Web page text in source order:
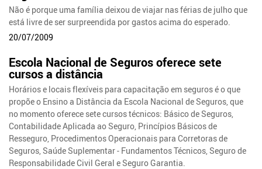
Não é porque uma família deixou de viajar nas férias de julho que
está livre de ser surpreendida por gastos acima do esperado.
20/07/2009
Escola Nacional de Seguros oferece sete
cursos a distância
Horários e locais flexíveis para capacitação em seguros é o que
propõe o Ensino a Distância da Escola Nacional de Seguros, que
no momento oferece sete cursos técnicos: Básico de Seguros,
Contabilidade Aplicada ao Seguro, Princípios Básicos de
Resseguro, Procedimentos Operacionais para Corretoras de
Seguros, Saúde Suplementar - Fundamentos Técnicos, Seguro de
Responsabilidade Civil Geral e Seguro Garantia.